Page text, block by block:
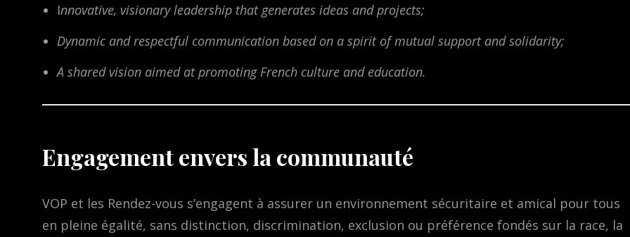
Innovative, visionary leadership that generates ideas and projects;
Dynamic and respectful communication based on a spirit of mutual support and solidarity;
A shared vision aimed at promoting French culture and education.
Engagement envers la communauté
VOP et les Rendez-vous s’engagent à assurer un environnement sécuritaire et amical pour tous
en pleine égalité, sans distinction, discrimination, exclusion ou préférence fondés sur la race, la